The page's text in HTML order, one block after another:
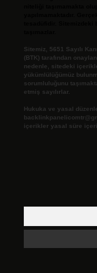
Sitemiz, 5651 Sayılı
(BTK) tarafından
nedenle, sitedeki
yükümlülüğümüz
sorumluluğunu
etmiş sayılırlar.
Hukuka ve yasal
içerikler yasal süre